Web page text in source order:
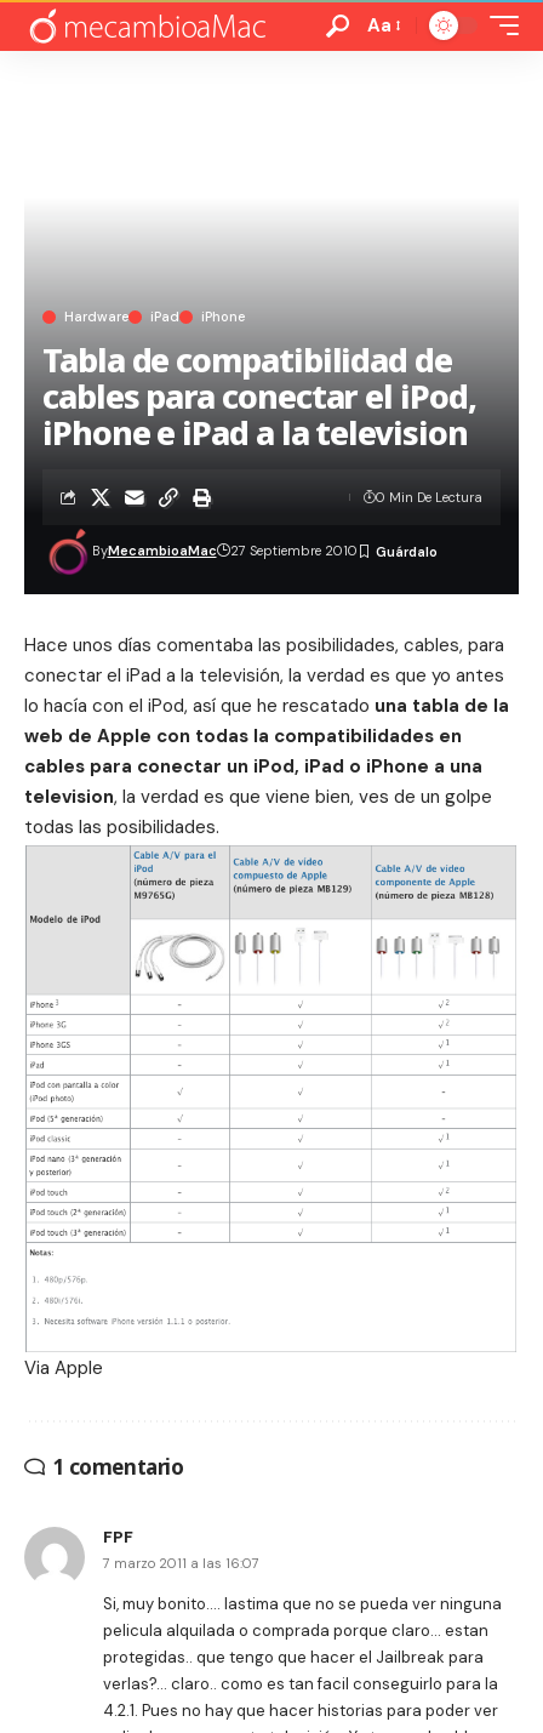
Aa
Hardware iPad iPhone
Tabla de compatibilidad de
cables para conectar el iPod,
iPhone e iPad a la television
ByMecambioaMac 27 Septiembre 2010
0 Min De Lectura
Hace unos días comentaba las posibilidades, cables, para
conectar el iPad a la televisión, la verdad es que yo antes
lo hacía con el iPod, así que he rescatado una tabla de la
web de Apple con todas la compatibilidades en
cables para conectar un iPod, iPad o iPhone a una
television, la verdad es que viene bien, ves de un golpe
todas las posibilidades.
Via Apple
1 comentario
FPF
7 marzo 2011 a las 16:07
Si, muy bonito…. lastima que no se pueda ver ninguna
pelicula alquilada o comprada porque claro… estan
protegidas.. que tengo que hacer el Jailbreak para
verlas?… claro.. como es tan facil conseguirlo para la
4.2.1. Pues no hay que hacer historias para poder ver